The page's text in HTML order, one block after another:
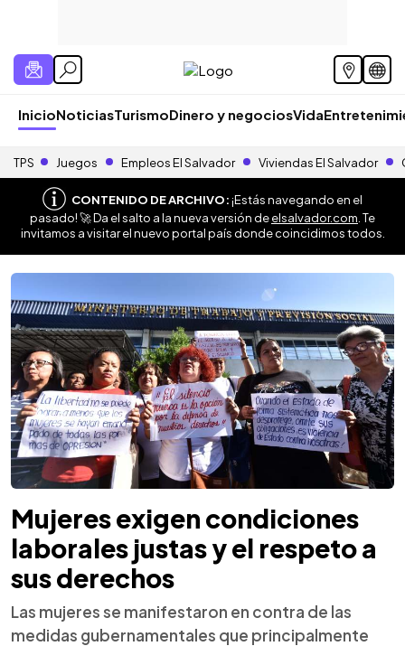
InicioNoticiasTurismoDinero y negociosVida
TPS Juegos Empleos El Salvador Viviendas El Salvador
CONTENIDO DE ARCHIVO:¡Estás navegando en el
pasado! 🚀 Da el salto a la nueva versión deelsalvador.com . Te
invitamos a visitar el nuevo portal país donde coincidimos todos.
Mujeres exigen condiciones
laborales justas y el respeto a
sus derechos
Las mujeres se manifestaron en contra de las
medidas gubernamentales que principalmente